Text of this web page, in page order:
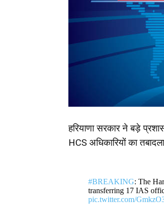
हरियाणा सरकार ने बड़े
HCS अधिकारियों का
#BREAKING: The
transferring 17 IAS
pic.twitter.com/